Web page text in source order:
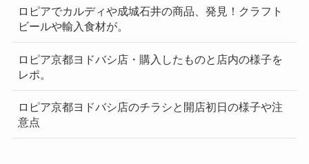
ロピアでカルディや成城石井の商品、発見！クラフト
ビールや輸入食材が。
ロピア京都ヨドバシ店・購入したものと店内の様子を
レポ。
ロピア京都ヨドバシ店のチラシと開店初日の様子や注
意点